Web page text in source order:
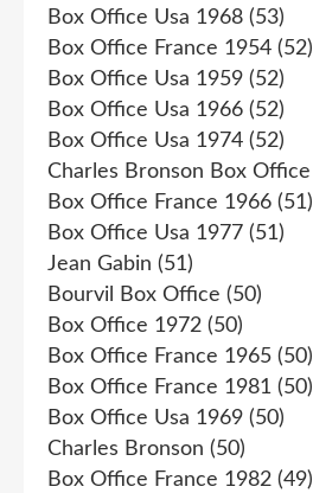
Box Office Usa 1968 (53)
Box Office France 1954 (52)
Box Office Usa 1959 (52)
Box Office Usa 1966 (52)
Box Office Usa 1974 (52)
Charles Bronson Box Office
Box Office France 1966 (51)
Box Office Usa 1977 (51)
Jean Gabin (51)
Bourvil Box Office (50)
Box Office 1972 (50)
Box Office France 1965 (50)
Box Office France 1981 (50)
Box Office Usa 1969 (50)
Charles Bronson (50)
Box Office France 1982 (49)